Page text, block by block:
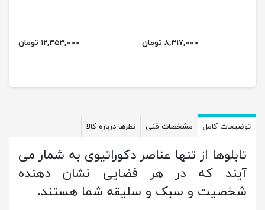
۸,۳۱۷,۰۰۰ تومان ۱۲,۳۵۳,۰۰۰ تومان
توضیحات کامل مشخصات فنی نظرها درباره کالا
تابلوها از تنها عناصر دکوراتیوی به شمار می
آیند که در هر فضایی نشان دهنده
شخصیت و سبک و سلیقه شما هستند.